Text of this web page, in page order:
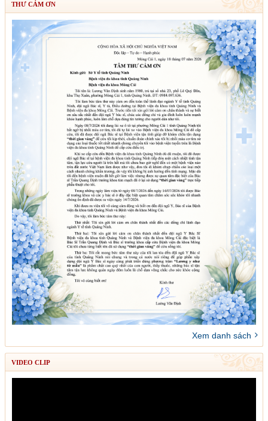
THƯ CẢM ƠN
Xem danh sách
VIDEO CLIP